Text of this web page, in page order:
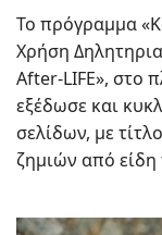
Το πρόγραμμα
Χρήση
After-LIFE», στο
εξέδωσε και
σελίδων, με
ζημιών από είδη